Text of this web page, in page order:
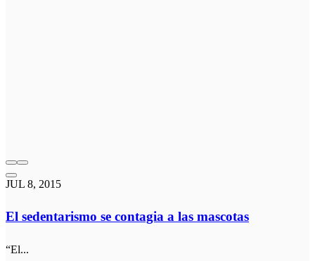
JUL 8, 2015
El sedentarismo se contagia a las mascotas
“El...